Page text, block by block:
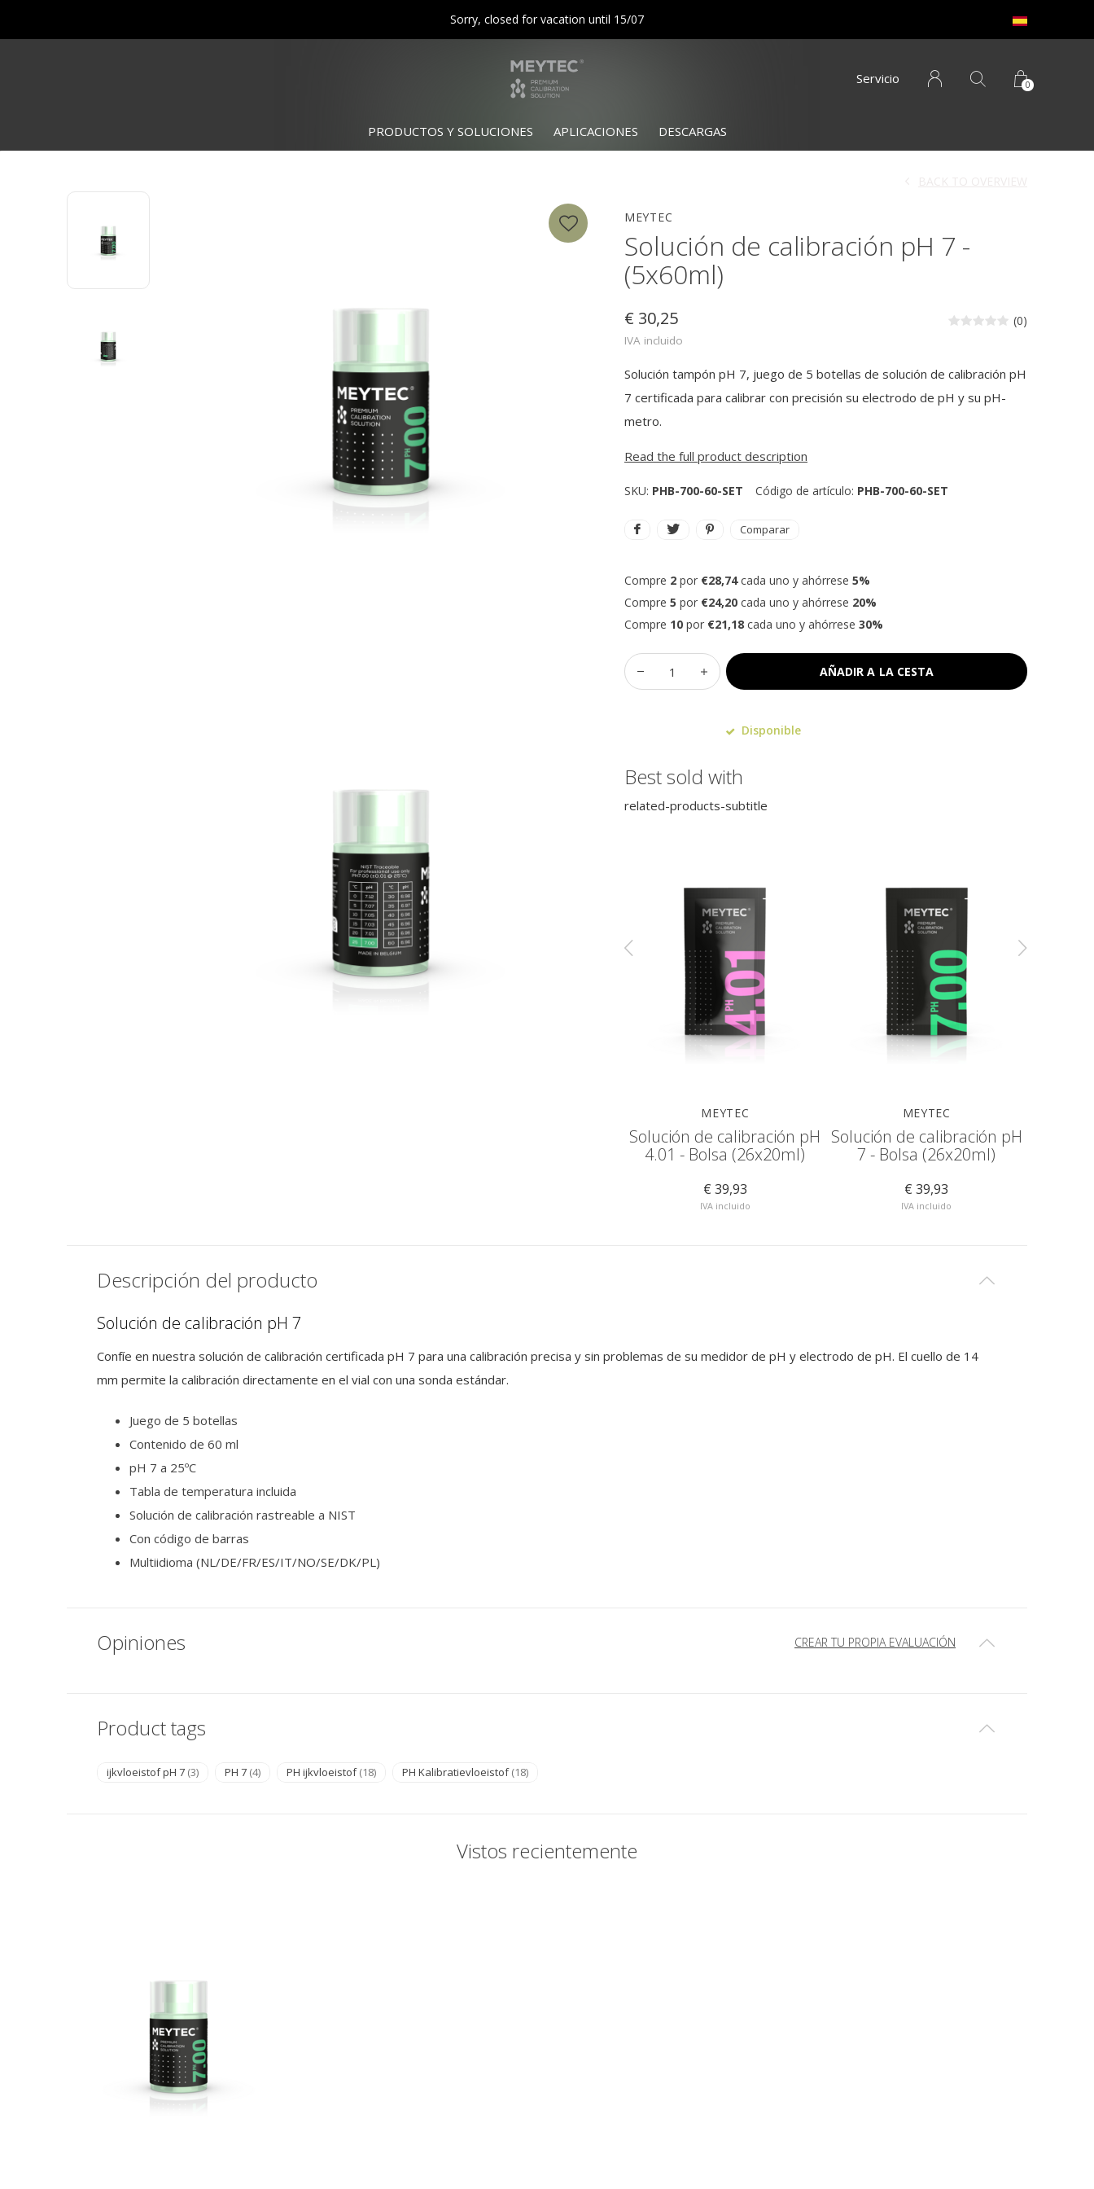
PRODUCTOS Y SOLUCIONES APLICACIONES DESCARGAS
Servicio 0
Sorry, closed for vacation until 15/07
MEYTEC
Solución de calibración pH 7 -
(5x60ml)
€ 30,25
IVA incluido
(0)
Solución tampón pH 7, juego de 5 botellas de solución de calibración pH
7 certificada para calibrar con precisión su electrodo de pH y su pH-
metro.
Read the full product description
SKU: PHB-700-60-SET Código de artículo: PHB-700-60-SET
Comparar
Compre 2 por €28,74cada uno y ahórrese 5%
Compre 5 por €24,20 cada uno y ahórrese 20%
Compre 10 por €21,18 cada uno y ahórrese 30%
AÑADIR A LA CESTA
Disponible
Best sold with
related-products-subtitle
MEYTEC
Solución de calibración pH
4.01 - Bolsa (26x20ml)
€ 39,93
IVA incluido
MEYTEC
Solución de calibración pH
7 - Bolsa (26x20ml)
€ 39,93
IVA incluido
Descripción del producto
Solución de calibración pH 7
Confíe en nuestra solución de calibración certificada pH 7 para una calibración precisa y sin problemas de su medidor de pH y electrodo de pH. El cuello de 14
mm permite la calibración directamente en el vial con una sonda estándar.
Juego de 5 botellas
Contenido de 60 ml
pH 7 a 25ºC
Tabla de temperatura incluida
Solución de calibración rastreable a NIST
Con código de barras
Multiidioma (NL/DE/FR/ES/IT/NO/SE/DK/PL)
Opiniones CREAR TU PROPIA EVALUACIÓN
Product tags
ijkvloeistof pH 7 (3) PH 7 (4) PH ijkvloeistof(18) PH Kalibratievloeistof(18)
Vistos recientemente